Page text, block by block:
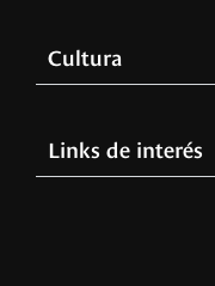
Cultura
Links de interés